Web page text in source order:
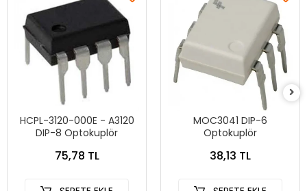
HCPL-3120-000E - A3120
DIP-8 Optokuplör
75,78 TL
MOC3041 DIP-6
Optokuplör
38,13 TL